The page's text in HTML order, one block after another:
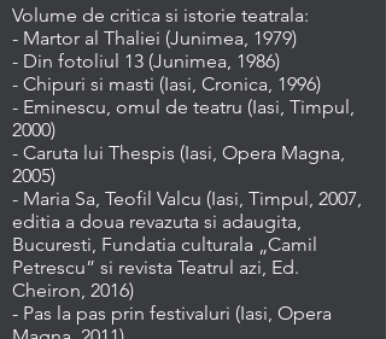
Volume de critica si istorie teatrala:
- Martor al Thaliei (Junimea, 1979)
- Din fotoliul 13 (Junimea, 1986)
- Chipuri si masti (Iasi, Cronica, 1996)
- Eminescu, omul de teatru (Iasi, Timpul,
2000)
- Caruta lui Thespis (Iasi, Opera Magna,
2005)
- Maria Sa, Teofil Valcu (Iasi, Timpul, 2007,
editia a doua revazuta si adaugita,
Bucuresti, Fundatia culturala „Camil
Petrescu” si revista Teatrul azi, Ed.
Cheiron, 2016)
- Pas la pas prin festivaluri (Iasi, Opera